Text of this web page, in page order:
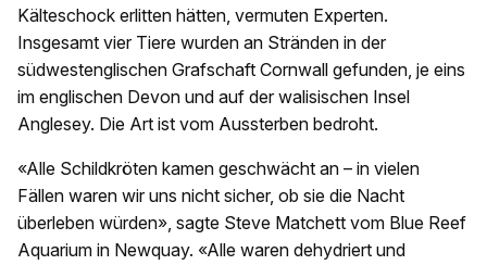
Kälteschock erlitten hätten, vermuten Experten.
Insgesamt vier Tiere wurden an Stränden in der
südwestenglischen Grafschaft Cornwall gefunden, je eins
im englischen Devon und auf der walisischen Insel
Anglesey. Die Art ist vom Aussterben bedroht.
«Alle Schildkröten kamen geschwächt an – in vielen
Fällen waren wir uns nicht sicher, ob sie die Nacht
überleben würden», sagte Steve Matchett vom Blue Reef
Aquarium in Newquay. «Alle waren dehydriert und